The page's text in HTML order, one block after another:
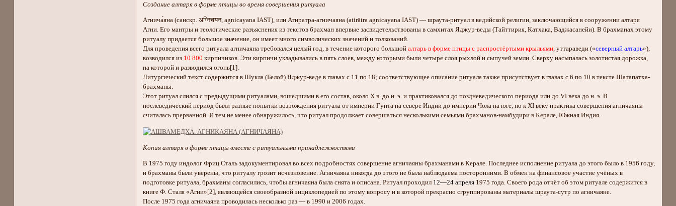
Создание алтаря в форме птицы во время совершения ритуала
Агнича́яна (санскр. अग्निचयन, agnicayana IAST), или Атиратра-агничаяна (atirātra agnicayana IAST) — шраута-ритуал в ведийской религии, заключающийся в сооружении алтаря
Агни. Его мантры и теологические разъяснения из текстов брахман впервые засвидетельствованы в самхитах Яджур-веды (Тайттирия, Катхака, Ваджасанейи). В брахманах этому
ритуалу придается большое значение, он имеет много символических значений и толкований.
Для проведения всего ритуала агничаяна требовался целый год, в течение которого большойалтарь в форме птицы с распростёртыми крыльями, уттараведи («северный алтарь»),
возводился из 10 800 кирпичиков. Эти кирпичи укладывались в пять слоев, между которыми были четыре слоя рыхлой и сыпучей земли. Сверху насыпалась золотистая дорожка,
на которой и разводился огонь[1].
Литургический текст содержится в Шукла (Белой) Яджур-веде в главах с 11 по 18; соответствующее описание ритуала также присутствует в главах с 6 по 10 в тексте Шатапатха-
брахманы.
Этот ритуал слился с предыдущими ритуалами, вошедшими в его состав, около X в. до н. э. и практиковался до поздневедического периода или до VI века до н. э. В
послеведический период были разные попытки возрождения ритуала от империи Гупта на севере Индии до империи Чола на юге, но к XI веку практика совершения агничаяны
считалась прерванной. И тем не менее обнаружилось, что ритуал продолжает совершаться несколькими семьями брахманов-намбудири в Керале, Южная Индия.
Копия алтаря в форме птицы вместе с ритуальными принадлежностями
В 1975 году индолог Фриц Сталь задокументировал во всех подробностях совершение агничаяны брахманами в Керале. Последнее исполнение ритуала до этого было в 1956 году,
и брахманы были уверены, что ритуалу грозит исчезновение. Агничаяна никогда до этого не была наблюдаема посторонними. В обмен на финансовое участие учёных в
подготовке ритуала, брахманы согласились, чтобы агничаяна была снята и описана. Ритуал проходил 12—24 апреля 1975 года. Своего рода отчёт об этом ритуале содержится в
книге Ф. Сталя «Агни»[2], являющейся своеобразной энциклопедией по этому вопросу и в которой прекрасно сгруппированы материалы шраута-сутр по агничаяне.
После 1975 года агничаяна проводилась несколько раз — в 1990 и 2006 годах.